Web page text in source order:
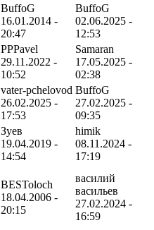
BuffoG
16.01.2014 -
20:47
BuffoG
02.06.2025 -
12:53
PPPavel
29.11.2022 -
10:52
Samaran
17.05.2025 -
02:38
vater-pchelovod
26.02.2025 -
17:53
BuffoG
27.02.2025 -
09:35
Зуев
19.04.2019 -
14:54
himik
08.11.2024 -
17:19
BESToloch
18.04.2006 -
20:15
василий
васильев
27.02.2024 -
16:59